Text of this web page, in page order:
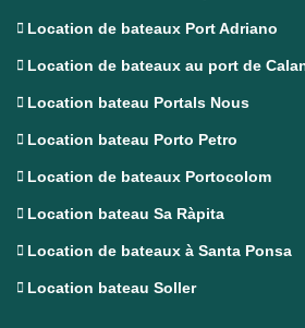
Location de bateaux Port Adriano
Location de bateaux au port de
Location bateau Portals Nous
Location bateau Porto Petro
Location de bateaux Portocolom
Location bateau Sa Ràpita
Location de bateaux à Santa Ponsa
Location bateau Soller